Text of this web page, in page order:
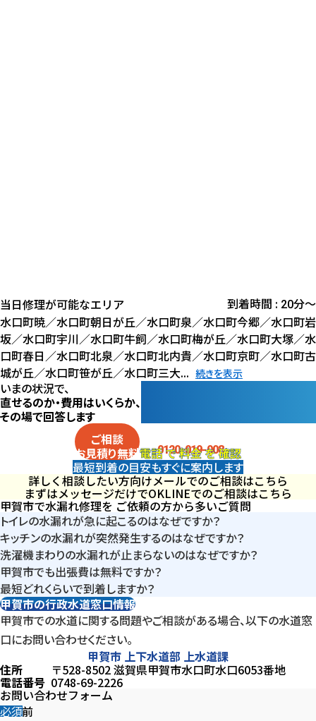
当日修理が可能なエリア 到着時間 : 20分〜
水口町暁／水口町朝日が丘／水口町泉／水口町今郷／水口町岩
坂／水口町宇川／水口町牛飼／水口町梅が丘／水口町大塚／水
口町春日／水口町北泉／水口町北内貴／水口町京町／水口町古
城が丘／水口町笹が丘／水口町三大... 続きを表示
いまの状況で、
直せるのか・費用はいくらか、
その場で回答します
ご相談
お見積り無料電話で料金を確認
0120-019-008
最短到着の目安もすぐに案内します
詳しく相談したい方向けメールでのご相談はこちら
まずはメッセージだけでOKLINEでのご相談はこちら
甲賀市で水漏れ修理を ご依頼の方から多いご質問
トイレの水漏れが急に起こるのはなぜですか？
甲賀市は水口・信楽など山側を含む分散住宅で配管距離が長く、
内部で劣化が進行した状態から一気に水漏れとして表れるケース
が多い地域です。普段問題なく使えていても、あるタイミングで急に
症状が出ることがあります。
キッチンの水漏れが突然発生するのはなぜですか？
長距離配管の途中で接続部に負荷が蓄積し、パッキンやナットの
緩みが限界を超えた時点で一気に漏れ出すことがあります。甲賀
市ではこうした蓄積型の急変が見られます。
洗濯機まわりの水漏れが止まらないのはなぜですか？
給水ホースや接続部にかかる負荷が長距離配管で分散されにく
く、劣化箇所から継続的に漏れる状態になることがあります。屋内
だけでなく経路全体の確認が必要です。
甲賀市でも出張費は無料ですか？
はい。甲賀市全域で出張費は無料です。山間部を含め追加料金は
ありません。
最短どれくらいで到着しますか？
拠点からの距離や交通状況によりますが、甲賀市内は最短20分～
を目安に訪問しています。場所により変動するため受付時にご案内
します。
甲賀市の行政水道窓口情報
甲賀市での水道に関する問題やご相談がある場合、以下の水道窓
口にお問い合わせください。
甲賀市 上下水道部 上水道課
住所 〒528-8502 滋賀県甲賀市水口町水口6053番地
電話番号 0748-69-2226
お問い合わせフォーム
お名前